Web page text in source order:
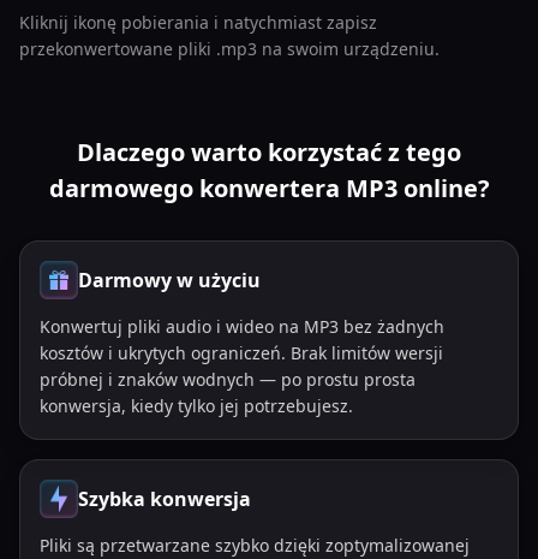
Kliknij ikonę pobierania i natychmiast zapisz
przekonwertowane pliki .mp3 na swoim urządzeniu.
Dlaczego warto korzystać z tego
darmowego konwertera MP3 online?
Darmowy w użyciu
Konwertuj pliki audio i wideo na MP3 bez żadnych
kosztów i ukrytych ograniczeń. Brak limitów wersji
próbnej i znaków wodnych — po prostu prosta
konwersja, kiedy tylko jej potrzebujesz.
Szybka konwersja
Pliki są przetwarzane szybko dzięki zoptymalizowanej